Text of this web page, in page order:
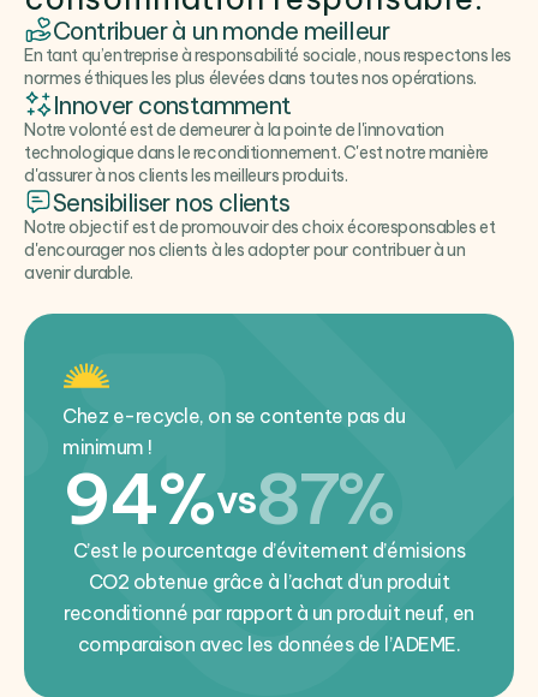
Contribuer à un monde meilleur
En tant qu’entreprise à responsabilité sociale, nous respectons les
normes éthiques les plus élevées dans toutes nos opérations.
Innover constamment
Notre volonté est de demeurer à la pointe de l'innovation
technologique dans le reconditionnement. C'est notre manière
d'assurer à nos clients les meilleurs produits.
Sensibiliser nos clients
Notre objectif est de promouvoir des choix écoresponsables et
d'encourager nos clients à les adopter pour contribuer à un
avenir durable.
Chez e-recycle, on se contente pas du
minimum !
94%vs87%
C’est le pourcentage d’évitement d’émisions
CO2 obtenue grâce à l’achat d’un produit
reconditionné par rapport à un produit neuf, en
comparaison avec les données de l’ADEME.